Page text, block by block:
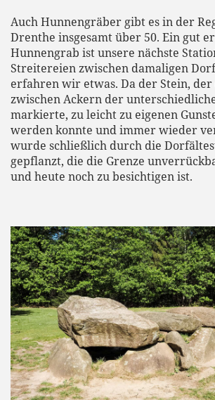
Auch Hunnengräber gibt es in der
Drenthe insgesamt über 50. Ein gut
Hunnengrab ist unsere nächste
Streitereien zwischen damaligen
erfahren wir etwas. Da der Stein, der
zwischen Ackern der
markierte, zu leicht zu eigenen
werden konnte und immer wieder
wurde schließlich durch die
gepflanzt, die die Grenze
und heute noch zu besichtigen ist.